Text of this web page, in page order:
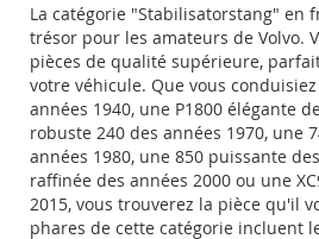
La catégorie "Stabilisatorstang" en
trésor pour les amateurs de Volvo.
pièces de qualité supérieure,
votre véhicule. Que vous conduisiez
années 1940, une P1800 élégante
robuste 240 des années 1970, une
années 1980, une 850 puissante
raffinée des années 2000 ou une
2015, vous trouverez la pièce qu'il
phares de cette catégorie incluent